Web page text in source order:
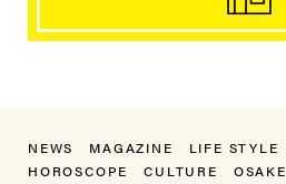
NEWS MAGAZINE LIFE STYLE
HOROSCOPE
CULTURE OSAKE